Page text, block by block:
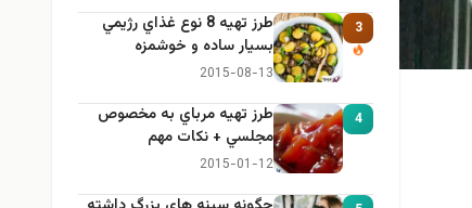
3
طرز تهيه 8 نوع غذاي رژيمي
بسيار ساده و خوشمزه
2015-08-13
4
طرز تهيه مرباي به مخصوص
مجلسي + نكات مهم
2015-01-12